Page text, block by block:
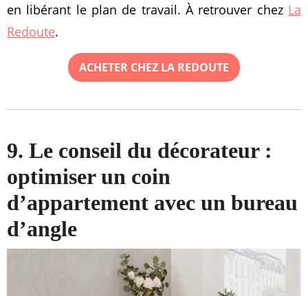
en libérant le plan de travail. À retrouver chez La
Redoute.
ACHETER CHEZ LA REDOUTE
9. Le conseil du décorateur :
optimiser un coin
d’appartement avec un bureau
d’angle